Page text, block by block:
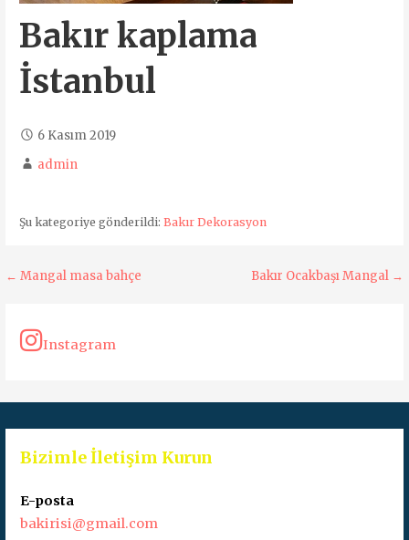
Bakır kaplama
İstanbul
6 Kasım 2019
admin
Şu kategoriye gönderildi: Bakır Dekorasyon
Yazı
← Mangal masa bahçe Bakır Ocakbaşı Mangal →
Instagram
Bizimle İletişim Kurun
E-posta
bakirisi@gmail.com